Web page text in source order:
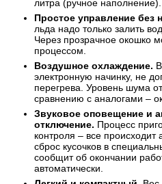
литра (ручное наполнение).
Простое управление без
льда надо только залить
Через прозрачное окошко
процессом.
Воздушное охлаждение.
электронную начинку, не
перегрева. Уровень шума
сравнению с аналогами –
Звуковое оповещение и
отключение. Процесс
контроля – все происходит
сброс кусочков в
сообщит об окончании
автоматически.